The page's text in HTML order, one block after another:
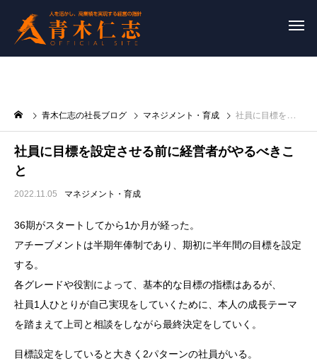
青木仁志の社長ブログ マネジメント・育成 社員に目標を設定させる前に経営者がやるべきこと
社員に目標を設定させる前に経営者がやるべきこ
と
2022.11.05 マネジメント・育成
36期がスタートしてから1か月が経った。
アチーブメントは半期年俸制であり、期初に半年間の目標を設定
する。
各グレードや役割によって、基本的な目標の指標はあるが、
社員1人ひとりが自己実現をしていくために、本人の成長テーマ
を踏まえて上司と相談をしながら最終決定をしていく。
目標設定をしていると大きく2パターンの社員がいる。